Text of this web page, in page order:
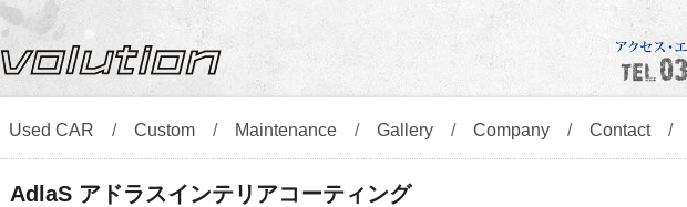
Used CAR / Custom/ Maintenance/ Gallery/ Company/ Contact/
AdlaS アドラスインテリアコーティング